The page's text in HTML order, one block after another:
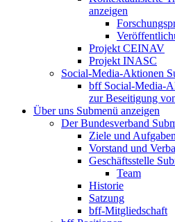
anzeigen
Projekt CEINAV
Projekt INASC
Social-Media-Aktionen
bff Social-Media-
zur Beseitigung
Über uns Submenü anzeigen
Der Bundesverband
Ziele und Aufgaben
Vorstand und
Geschäftsstelle
Team
Historie
Satzung
bff-Mitgliedschaft